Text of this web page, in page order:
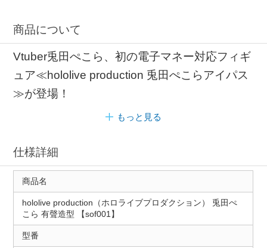
商品について
Vtuber兎田ぺこら、初の電子マネー対応フィギ
ュア≪hololive production 兎田ぺこらアイパス
≫が登場！
もっと見る
仕様詳細
商品名
hololive production（ホロライブプロダクション） 兎田ぺ
こら 有聲造型 【sof001】
型番